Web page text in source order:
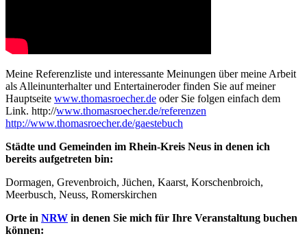
Meine Referenzliste und interessante Meinungen über meine Arbeit
als Alleinunterhalter und Entertaineroder finden Sie auf meiner
Hauptseite www.thomasroecher.de oder Sie folgen einfach dem
Link. http://www.thomasroecher.de/referenzen
http://www.thomasroecher.de/gaestebuch
Städte und Gemeinden im Rhein-Kreis Neus in denen ich
bereits aufgetreten bin:
Dormagen, Grevenbroich, Jüchen, Kaarst, Korschenbroich,
Meerbusch, Neuss, Romerskirchen
Orte in NRW in denen Sie mich für Ihre Veranstaltung buchen
können: